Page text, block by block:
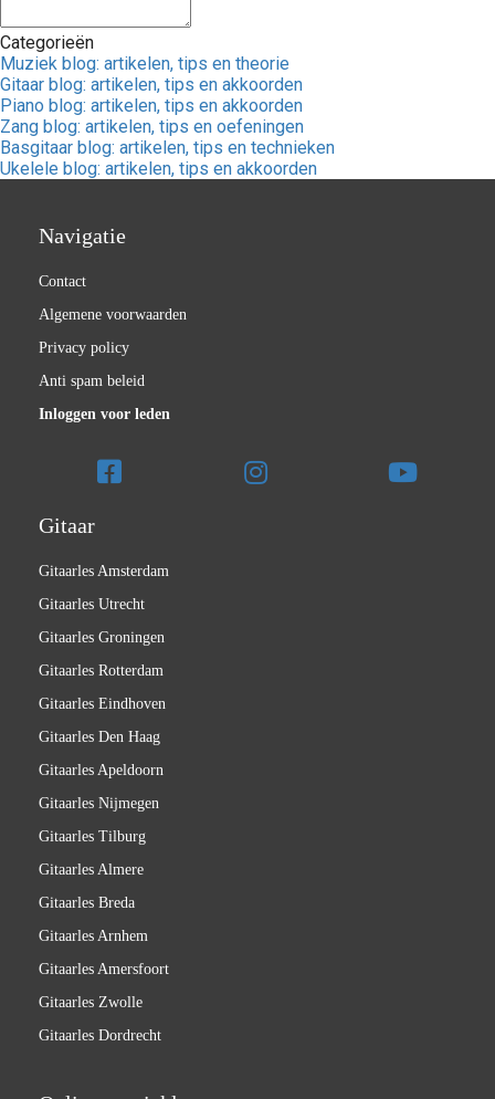
Categorieën
Muziek blog: artikelen, tips en theorie
Gitaar blog: artikelen, tips en akkoorden
Piano blog: artikelen, tips en akkoorden
Zang blog: artikelen, tips en oefeningen
Basgitaar blog: artikelen, tips en technieken
Ukelele blog: artikelen, tips en akkoorden
Navigatie
Contact
Algemene voorwaarden
Privacy policy
Anti spam beleid
Inloggen voor leden
Gitaar
Gitaarles Amsterdam
Gitaarles Utrecht
Gitaarles Groningen
Gitaarles Rotterdam
Gitaarles Eindhoven
Gitaarles Den Haag
Gitaarles Apeldoorn
Gitaarles Nijmegen
Gitaarles Tilburg
Gitaarles Almere
Gitaarles Breda
Gitaarles Arnhem
Gitaarles Amersfoort
Gitaarles Zwolle
Gitaarles Dordrecht